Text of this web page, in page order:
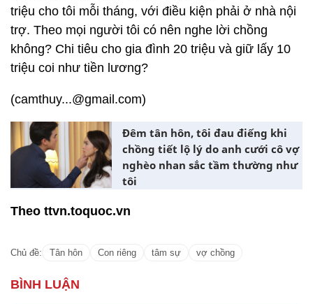
triệu cho tôi mỗi tháng, với điều kiện phải ở nhà nội
trợ. Theo mọi người tôi có nên nghe lời chồng
không? Chi tiêu cho gia đình 20 triệu và giữ lấy 10
triệu coi như tiền lương?
(camthuy...@gmail.com)
Đêm tân hôn, tôi đau điếng khi
chồng tiết lộ lý do anh cưới cô vợ
nghèo nhan sắc tầm thường như
tôi
Theo ttvn.toquoc.vn
Chủ đề: Tân hôn Con riêng tâm sự vợ chồng